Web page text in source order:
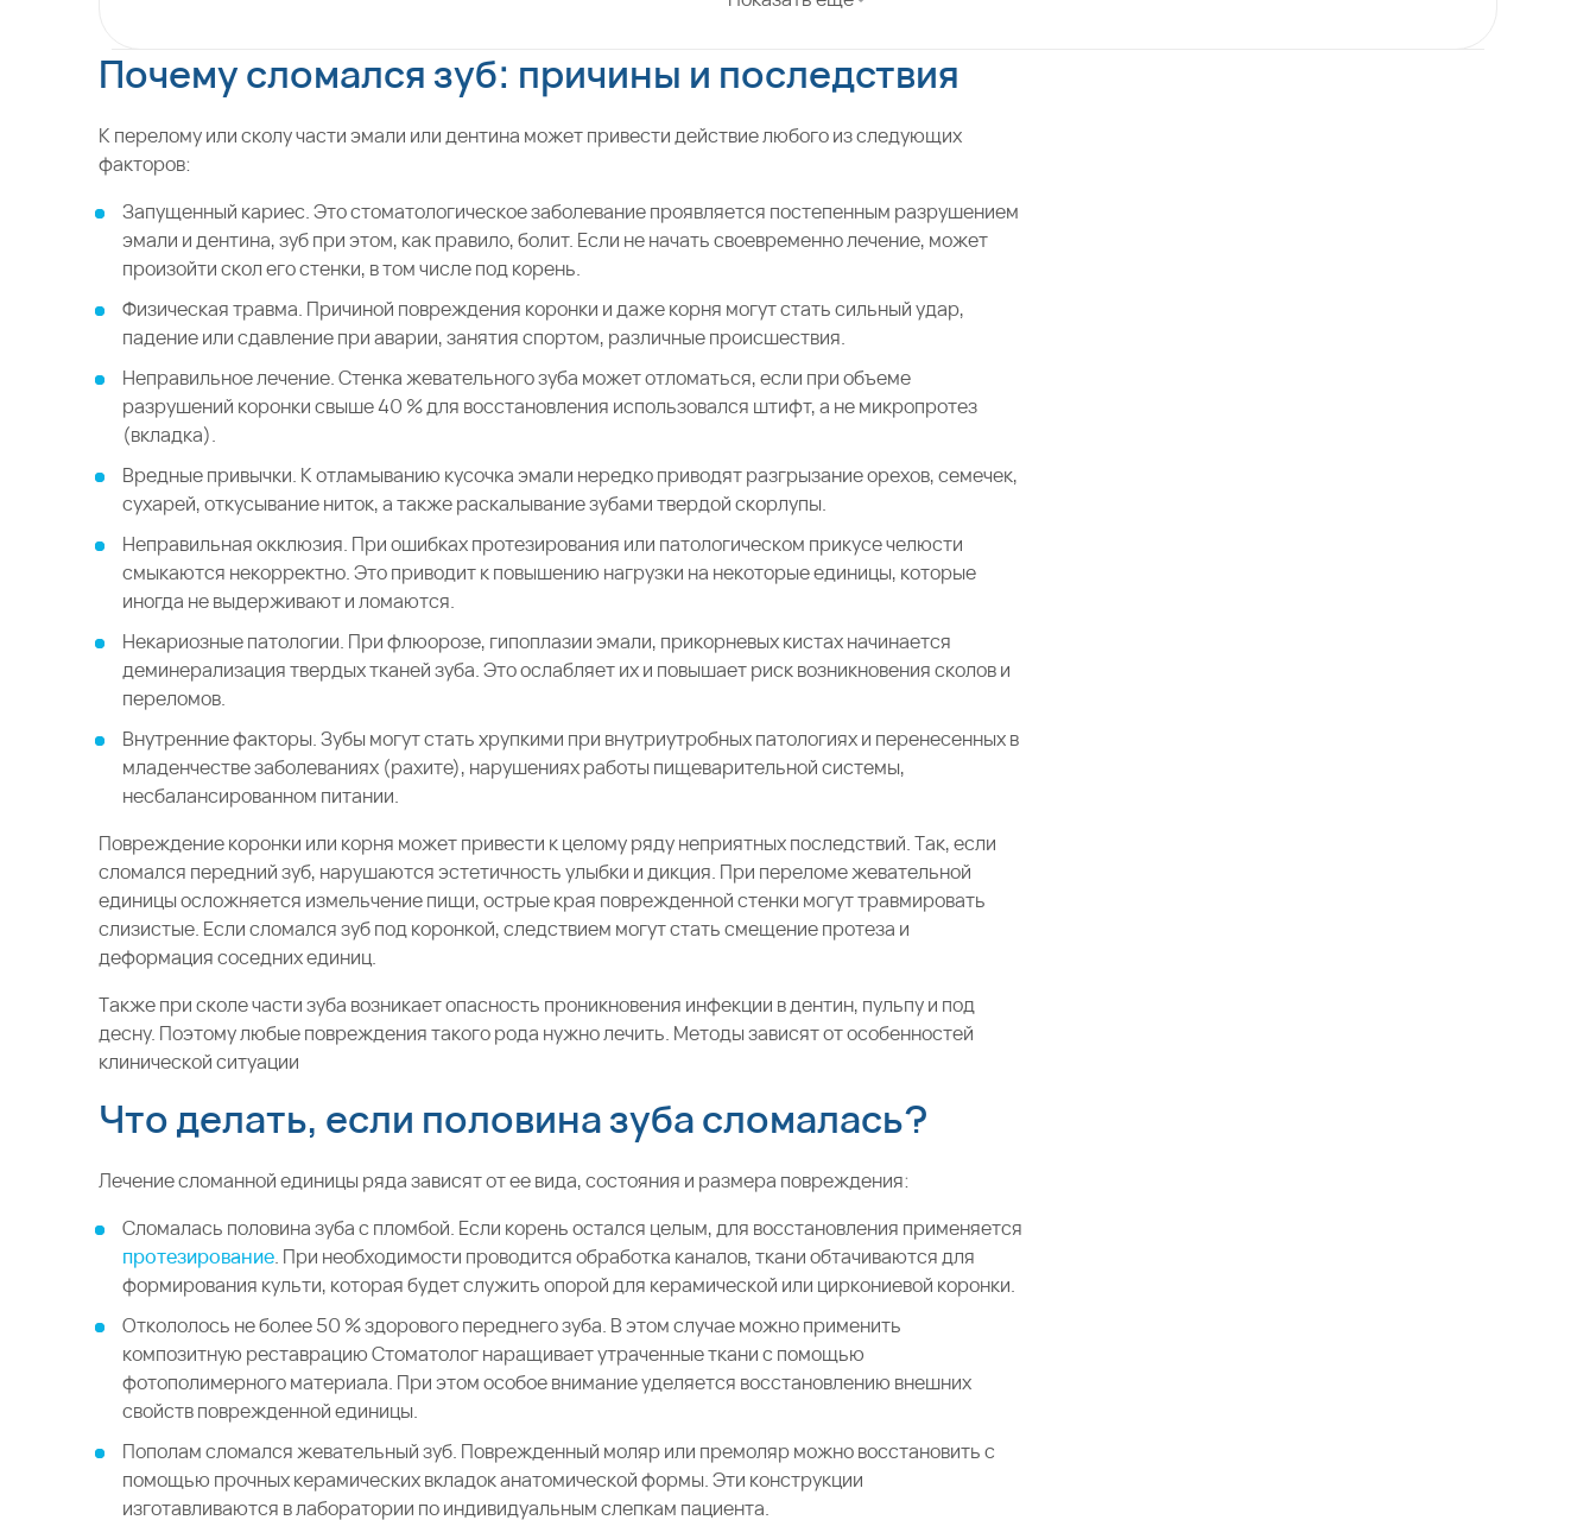
Почему сломался зуб: причины и последствия
К перелому или сколу части эмали или дентина может привести действие любого из следующих
факторов:
Запущенный кариес. Это стоматологическое заболевание проявляется постепенным разрушением
эмали и дентина, зуб при этом, как правило, болит. Если не начать своевременно лечение, может
произойти скол его стенки, в том числе под корень.
Физическая травма. Причиной повреждения коронки и даже корня могут стать сильный удар,
падение или сдавление при аварии, занятия спортом, различные происшествия.
Неправильное лечение. Стенка жевательного зуба может отломаться, если при объеме
разрушений коронки свыше 40 % для восстановления использовался штифт, а не микропротез
(вкладка).
Вредные привычки. К отламыванию кусочка эмали нередко приводят разгрызание орехов, семечек,
сухарей, откусывание ниток, а также раскалывание зубами твердой скорлупы.
Неправильная окклюзия. При ошибках протезирования или патологическом прикусе челюсти
смыкаются некорректно. Это приводит к повышению нагрузки на некоторые единицы, которые
иногда не выдерживают и ломаются.
Некариозные патологии. При флюорозе, гипоплазии эмали, прикорневых кистах начинается
деминерализация твердых тканей зуба. Это ослабляет их и повышает риск возникновения сколов и
переломов.
Внутренние факторы. Зубы могут стать хрупкими при внутриутробных патологиях и перенесенных в
младенчестве заболеваниях (рахите), нарушениях работы пищеварительной системы,
несбалансированном питании.
Повреждение коронки или корня может привести к целому ряду неприятных последствий. Так, если
сломался передний зуб, нарушаются эстетичность улыбки и дикция. При переломе жевательной
единицы осложняется измельчение пищи, острые края поврежденной стенки могут травмировать
слизистые. Если сломался зуб под коронкой, следствием могут стать смещение протеза и
деформация соседних единиц.
Также при сколе части зуба возникает опасность проникновения инфекции в дентин, пульпу и под
десну. Поэтому любые повреждения такого рода нужно лечить. Методы зависят от особенностей
клинической ситуации
Что делать, если половина зуба сломалась?
Лечение сломанной единицы ряда зависят от ее вида, состояния и размера повреждения:
Сломалась половина зуба с пломбой. Если корень остался целым, для восстановления применяется
протезирование. При необходимости проводится обработка каналов, ткани обтачиваются для
формирования культи, которая будет служить опорой для керамической или циркониевой коронки.
Откололось не более 50 % здорового переднего зуба. В этом случае можно применить
композитную реставрацию Стоматолог наращивает утраченные ткани с помощью
фотополимерного материала. При этом особое внимание уделяется восстановлению внешних
свойств поврежденной единицы.
Пополам сломался жевательный зуб. Поврежденный моляр или премоляр можно восстановить с
помощью прочных керамических вкладок анатомической формы. Эти конструкции
изготавливаются в лаборатории по индивидуальным слепкам пациента.